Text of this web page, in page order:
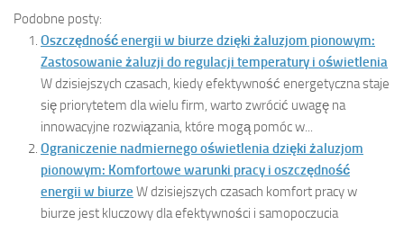
Podobne posty:
Oszczędność energii w biurze dzięki żaluzjom pionowym:
Zastosowanie żaluzji do regulacji temperatury i oświetlenia
W dzisiejszych czasach, kiedy efektywność energetyczna staje
się priorytetem dla wielu firm, warto zwrócić uwagę na
innowacyjne rozwiązania, które mogą pomóc w...
Ograniczenie nadmiernego oświetlenia dzięki żaluzjom
pionowym: Komfortowe warunki pracy i oszczędność
energii w biurze W dzisiejszych czasach komfort pracy w
biurze jest kluczowy dla efektywności i samopoczucia